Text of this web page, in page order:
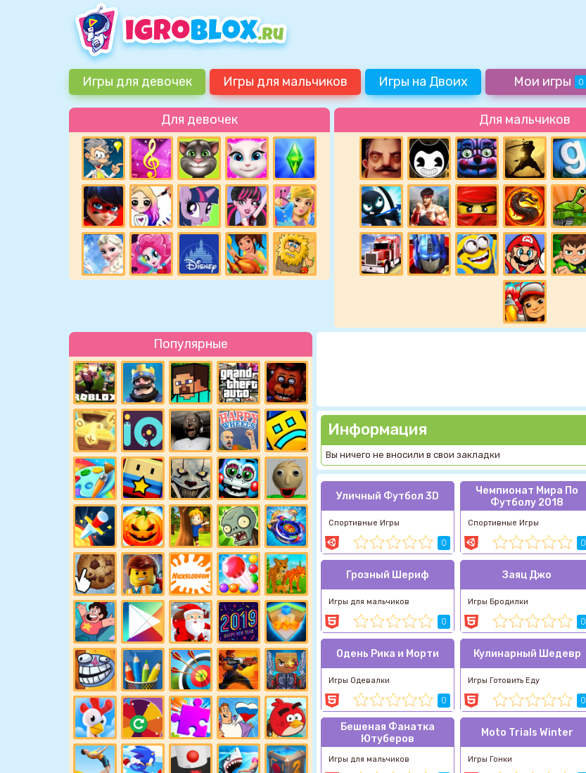
Игры для девочек Игры для мальчиков Игры на Двоих Мои игры 0
Для девочек Для мальчиков
Популярные
Информация
Вы ничего не вносили в свои закладки
Уличный Футбол 3D
Спортивные Игры
0
Чемпионат Мира По
Футболу 2018
Спортивные Игры
0
Грозный Шериф
Игры для мальчиков
0
Заяц Джо
Игры Бродилки
0
Одень Рика и Морти
Игры Одевалки
0
Кулинарный Шедевр
Игры Готовить Еду
0
Бешеная Фанатка
Ютуберов
Игры для мальчиков
Moto Trials Winter
Игры Гонки